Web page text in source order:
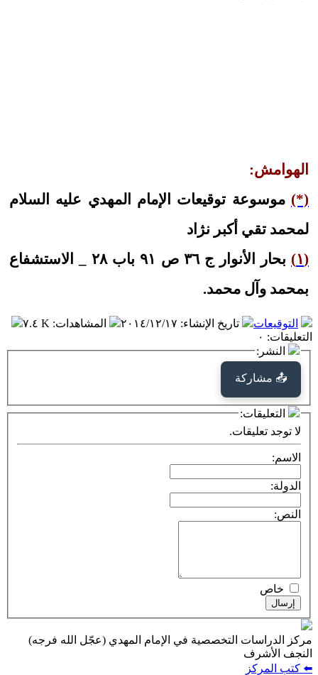
الهوامش:
(*) موسوعة توقيعات الإمام المهدي عليه السلام
لمحمد تقي أكبر نژاد
(١)
بحار الأنوار ج ٣٦ ص ٩١ باب ٢٨ _ الاستشفاع
بمحمد وآل محمد.
التوقيعات تاريخ الإنشاء: ٢٠١٤/١٢/١٧ المشاهدات: ٧.٤ K
التعليقات: ٠
النشر:
📤 مشاركة
التعليقات:
لا توجد تعليقات.
الاسم:
الدولة:
النص:
خاص
إرسال
مركز الدراسات التخصصية في الإمام المهدي (عجّل الله فرجه)
النجف الأشرف
⬅️ كتب المركز